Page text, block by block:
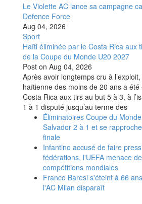
Le Violette AC lance sa campagne
Defence Force
Aug 04, 2026
Sport
Haïti éliminée par le Costa Rica aux
de la Coupe du Monde U20 2027
Post on Aug 04, 2026
Après avoir longtemps cru à
haïtienne des moins de 20 ans a
Costa Rica aux tirs au but 5 à 3, à
1 à 1 disputé jusqu’au terme des
Éliminatoires Coupe du
Salvador 2 à 1 et se
finale
Infantino accusé de faire
fédérations, l'UEFA menace
compétitions mondiales
Franco Baresi s'éteint à 66
l'AC Milan disparaît